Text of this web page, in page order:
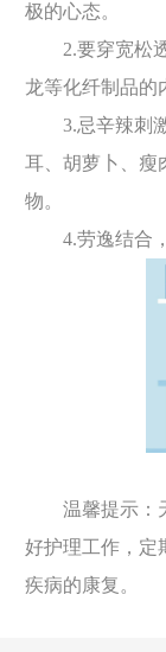
极的心态。
2.要穿宽松透
龙等化纤制品的
3.忌辛辣刺激
耳、胡萝卜、瘦
物。
4.劳逸结合，
温馨提示：天
好护理工作，定
疾病的康复。